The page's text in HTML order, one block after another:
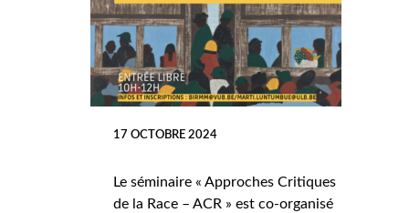
17 OCTOBRE 2024
Le séminaire « Approches Critiques
de la Race – ACR » est co-organisé